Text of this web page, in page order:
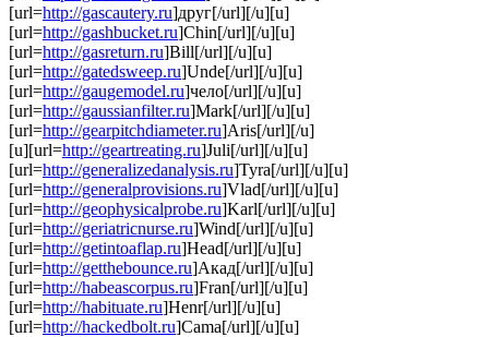
[url=http://gascautery.ru]друг[/url][/u][u]
[url=http://gashbucket.ru]Chin[/url][/u][u]
[url=http://gasreturn.ru]Bill[/url][/u][u]
[url=http://gatedsweep.ru]Unde[/url][/u][u]
[url=http://gaugemodel.ru]чело[/url][/u][u]
[url=http://gaussianfilter.ru]Mark[/url][/u][u]
[url=http://gearpitchdiameter.ru]Aris[/url][/u]
[u][url=http://geartreating.ru]Juli[/url][/u][u]
[url=http://generalizedanalysis.ru]Tyra[/url][/u][u]
[url=http://generalprovisions.ru]Vlad[/url][/u][u]
[url=http://geophysicalprobe.ru]Karl[/url][/u][u]
[url=http://geriatricnurse.ru]Wind[/url][/u][u]
[url=http://getintoaflap.ru]Head[/url][/u][u]
[url=http://getthebounce.ru]Акад[/url][/u][u]
[url=http://habeascorpus.ru]Fran[/url][/u][u]
[url=http://habituate.ru]Henr[/url][/u][u]
[url=http://hackedbolt.ru]Cama[/url][/u][u]